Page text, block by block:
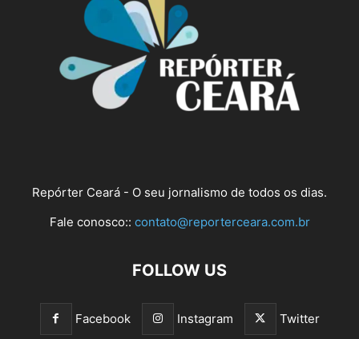
Repórter Ceará - O seu jornalismo de todos os dias.
Fale conosco:: contato@reporterceara.com.br
FOLLOW US
Facebook Instagram Twitter